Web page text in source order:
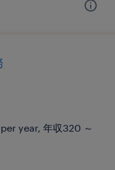
year, 年収320 ～